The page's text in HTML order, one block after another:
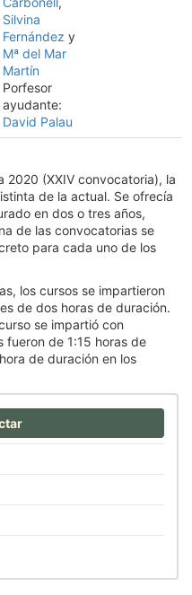
Silvina
Fernández y
Mª del Mar
Martín
Porfesor
ayudante:
David Palau
2020 (XXIV convocatoria), la
de la actual. Se ofrecía
en dos o tres años,
de las convocatorias se
para cada uno de los
los cursos se impartieron
de dos horas de duración.
se impartió con
fueron de 1:15 horas de
de duración en los